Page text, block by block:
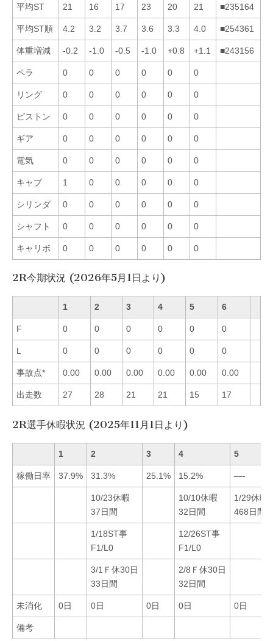
平均ST 21 16 17 23 20 21 ■235164
平均ST順 4.2 3.2 3.7 3.6 3.3 4.0 ■254361
体重増減 -0.2 -1.0 -0.5 -1.0 +0.8 +1.1 ■243156
ペラ 0 0 0 0 0 0
リング 0 0 0 0 0 0
ピストン 0 0 0 0 0 0
ギア 0 0 0 0 0 0
電気 0 0 0 0 0 0
キャブ 1 0 0 0 0 0
シリンダ 0 0 0 0 0 0
シャフト 0 0 0 0 0 0
キャリボ 0 0 0 0 0 0
2R今期状況 (2026年5月1日より)
1 2 3 4 5 6
F 0 0 0 0 0 0
L 0 0 0 0 0 0
事故点* 0.00 0.00 0.00 0.00 0.00 0.00
出走数 27 28 21 21 15 17
2R選手休暇状況 (2025年11月1日より)
1 2 3 4 5
稼働日率 37.9% 31.3% 25.1% 15.2% —-
10/23休暇
37日間
10/10休暇
32日間
1/29休暇
468日間
1/18ST事
F1/L0
12/26ST事
F1/L0
3/1Ｆ休30日
33日間
2/8Ｆ休30日
32日間
未消化 0日 0日 0日 0日 0日
備考